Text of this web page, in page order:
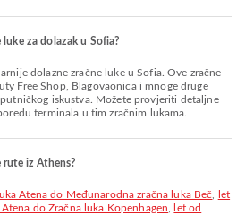
za dolazak u Sofia?
dolazne zračne luke u Sofia. Ove zračne
Free Shop, Blagovaonica i mnoge druge
putničkog iskustva. Možete provjeriti detaljne
terminala u tim zračnim lukama.
rute iz Athens?
Atena do Međunarodna zračna luka Beč
let
do Zračna luka Kopenhagen
let od